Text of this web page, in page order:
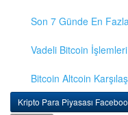
Son 7 Günde En
Vadeli Bitcoin
Bitcoin Altcoin
Kripto Para Piyasası